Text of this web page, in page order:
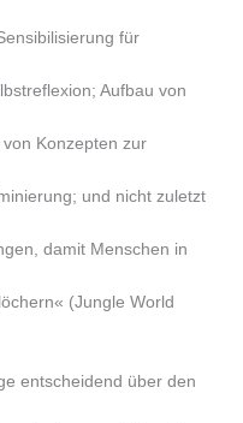
für
Aufbau von
Konzepten zur
und nicht zuletzt
damit Menschen in
(Jungle World
entscheidend über den